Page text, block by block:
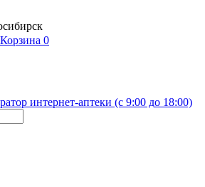
Корзина 0
интернет-аптеки (с 9:00 до 18:00)